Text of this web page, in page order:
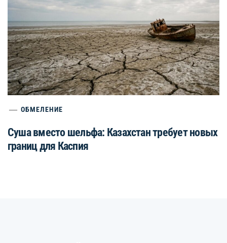
ОБМЕЛЕНИЕ
Суша вместо шельфа: Казахстан требует новых
границ для Каспия